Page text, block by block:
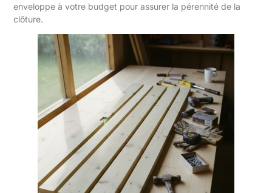
enveloppe à votre budget pour assurer la pérennité de la
clôture.